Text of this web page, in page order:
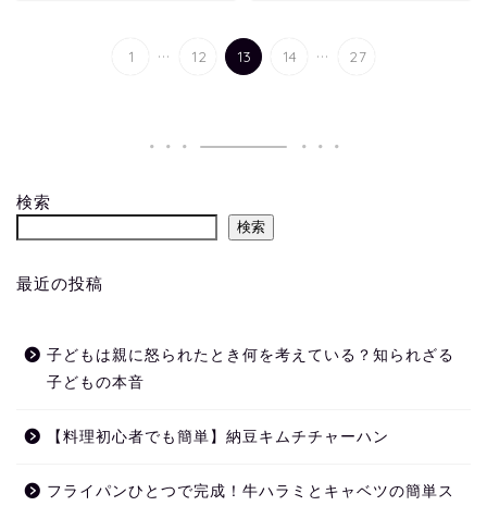
1 ... 12 13 14 ... 27
検索
検索
最近の投稿
子どもは親に怒られたとき何を考えている？知られざる
子どもの本音
【料理初心者でも簡単】納豆キムチチャーハン
フライパンひとつで完成！牛ハラミとキャベツの簡単ス